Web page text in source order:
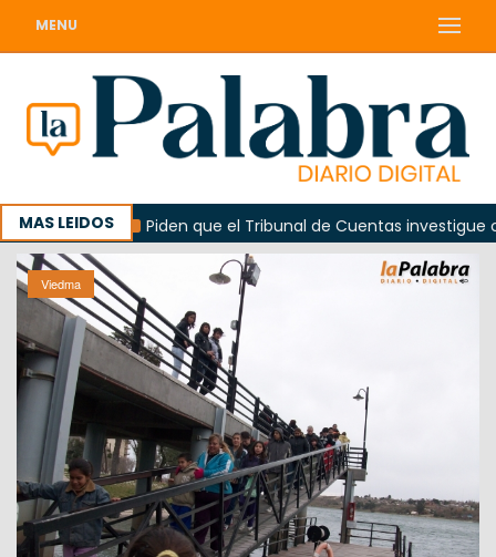
MENU
MAS LEIDOSPiden que el Tribunal de Cuentas investigue
Viedma